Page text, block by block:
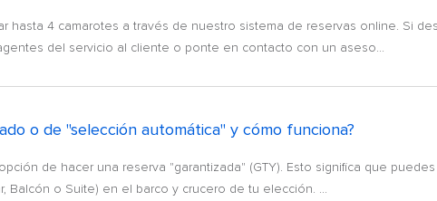
hasta 4 camarotes a través de nuestro sistema de reservas online. Si
del servicio al cliente o ponte en contacto con un aseso...
o de "selección automática" y cómo funciona?
de hacer una reserva "garantizada" (GTY). Esto significa que
Balcón o Suite) en el barco y crucero de tu elección. ...